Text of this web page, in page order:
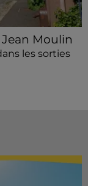
Moulin
les sorties